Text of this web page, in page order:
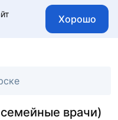
Хорошо
врачи)